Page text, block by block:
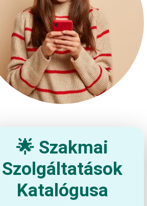
🌟 Szakmai
Szolgáltatások
Katalógusa